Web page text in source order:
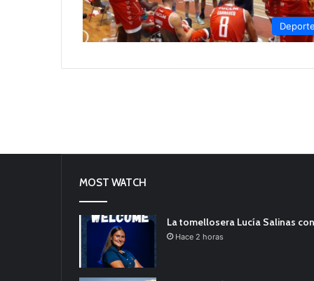
MOST WATCH
La tomellosera Lucía Salinas
Hace 2 horas